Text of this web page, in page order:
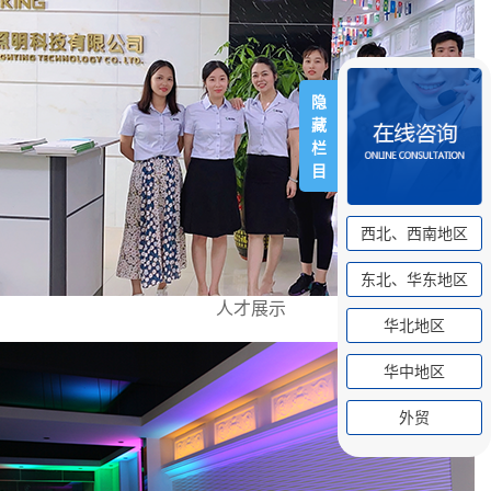
人才展示
隐
藏
栏
目
西北、西南地区
东北、华东地区
华北地区
华中地区
外贸